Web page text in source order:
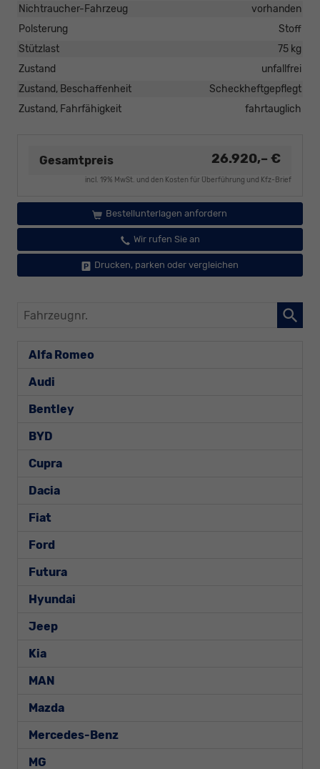
Nichtraucher-Fahrzeug
vorhanden
Polsterung
Stoff
Stützlast
75 kg
Zustand
unfallfrei
Zustand, Beschaffenheit
Scheckheftgepflegt
Zustand, Fahrfähigkeit
fahrtauglich
Gesamtpreis 26.920,– €
incl. 19% MwSt. und den Kosten für Überführung und Kfz-Brief
Bestellunterlagen anfordern
Wir rufen Sie an
Drucken, parken oder vergleichen
Fahrzeugnr.
Alfa Romeo
Audi
Bentley
BYD
Cupra
Dacia
Fiat
Ford
Futura
Hyundai
Jeep
Kia
MAN
Mazda
Mercedes-Benz
MG